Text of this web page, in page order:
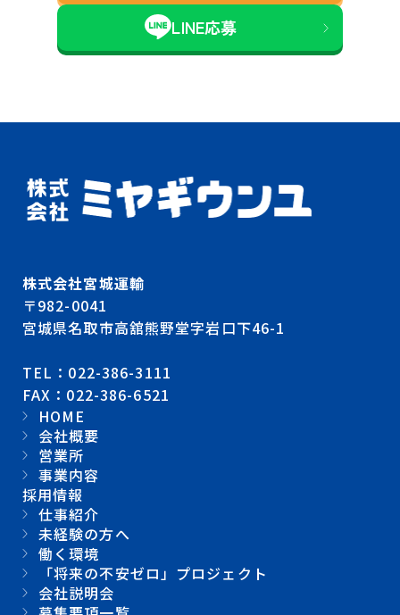
LINE応募
株式会社宮城運輸
〒982-0041
宮城県名取市高舘熊野堂字岩口下46-1
TEL：022-386-3111
FAX：022-386-6521
HOME
会社概要
営業所
事業内容
採用情報
仕事紹介
未経験の方へ
働く環境
「将来の不安ゼロ」プロジェクト
会社説明会